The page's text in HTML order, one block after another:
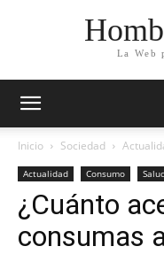
La Web
Inicio Sociedad
Actualidad Consumo
¿Cuánto
consumas